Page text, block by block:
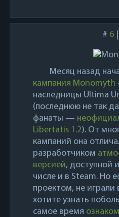
# 6|
Месяц назад
кампания Monomyth
наследницы Ultima
(последнюю не так
фанаты —
Libertatis 1.2). От
кампаний она
разработчиком
версией, доступной
числе и в Steam. Но
проектом, не играли
хотите узнать
самое время